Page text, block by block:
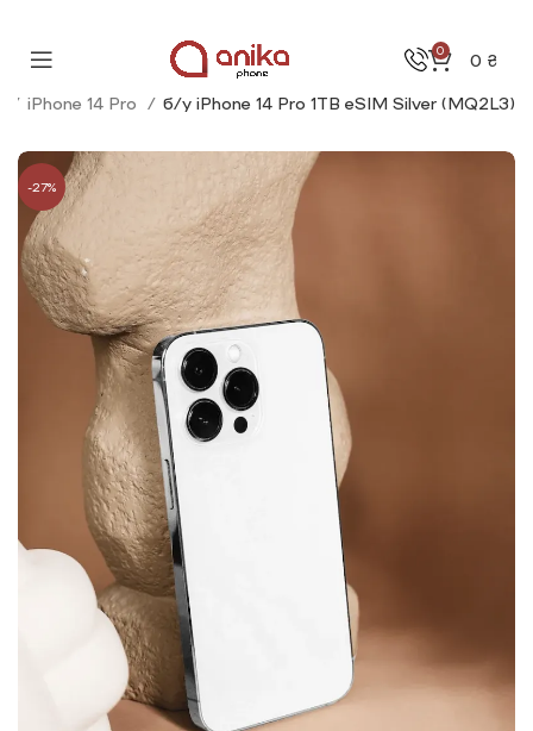
0 0 ₴
iPhone 14 Pro б/у iPhone 14 Pro 1TB eSIM Silver (MQ2L3)
-27%